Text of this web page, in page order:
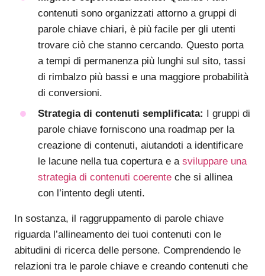
contenuti sono organizzati attorno a gruppi di
parole chiave chiari, è più facile per gli utenti
trovare ciò che stanno cercando. Questo porta
a tempi di permanenza più lunghi sul sito, tassi
di rimbalzo più bassi e una maggiore probabilità
di conversioni.
Strategia di contenuti semplificata:
I gruppi di
parole chiave forniscono una roadmap per la
creazione di contenuti, aiutandoti a identificare
le lacune nella tua copertura e a sviluppare una
strategia di contenuti coerente che si allinea
con l’intento degli utenti.
In sostanza, il raggruppamento di parole chiave
riguarda l’allineamento dei tuoi contenuti con le
abitudini di ricerca delle persone. Comprendendo le
relazioni tra le parole chiave e creando contenuti che